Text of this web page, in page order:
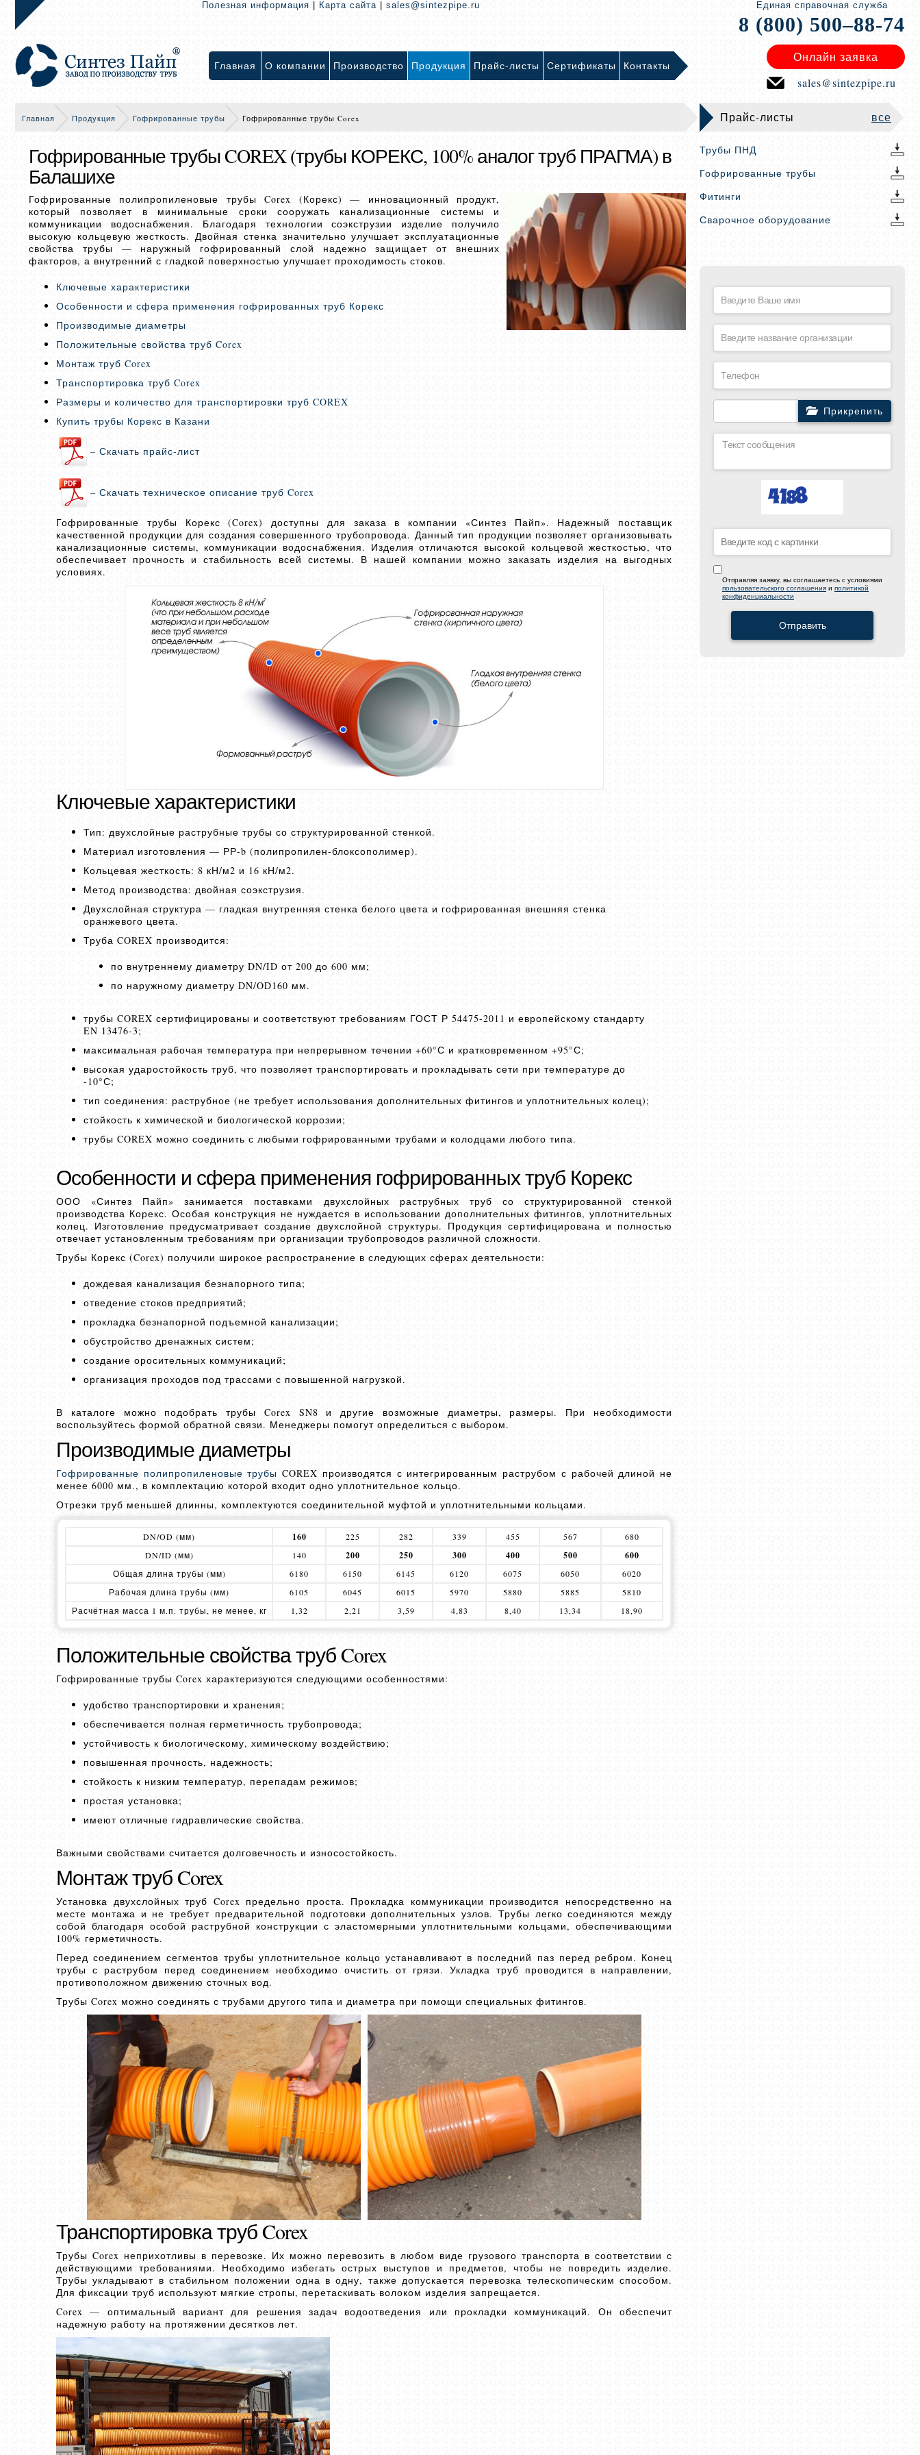
Полезная информация Карта сайта sales@sintezpipe.ru Единая справочная служба
8 (800) 500–88-74
Главная О компании Производство Продукция Прайс-листы Сертификаты Контакты
Онлайн заявка
sales@sintezpipe.ru
Главная Продукция Гофрированные трубы Гофрированные трубы Corex
Гофрированные трубы COREX (трубы КОРЕКС, 100% аналог труб ПРАГМА) в
Балашихе
Гофрированные полипропиленовые трубы Corex (Корекс) — инновационный продукт,
который позволяет в минимальные сроки сооружать канализационные системы и
коммуникации водоснабжения. Благодаря технологии соэкструзии изделие получило
высокую кольцевую жесткость. Двойная стенка значительно улучшает эксплуатационные
свойства трубы — наружный гофрированный слой надежно защищает от внешних
факторов, а внутренний с гладкой поверхностью улучшает проходимость стоков.
Ключевые характеристики
Особенности и сфера применения гофрированных труб Корекс
Производимые диаметры
Положительные свойства труб Corex
Монтаж труб Corex
Транспортировка труб Corex
Размеры и количество для транспортировки труб COREX
Купить трубы Корекс в Казани
– Скачать прайс-лист
– Скачать техническое описание труб Corex
Гофрированные трубы Корекс (Corex) доступны для заказа в компании «Синтез Пайп». Надежный поставщик
качественной продукции для создания совершенного трубопровода. Данный тип продукции позволяет организовывать
канализационные системы, коммуникации водоснабжения. Изделия отличаются высокой кольцевой жесткостью, что
обеспечивает прочность и стабильность всей системы. В нашей компании можно заказать изделия на выгодных
условиях.
Ключевые характеристики
Тип: двухслойные раструбные трубы со структурированной стенкой.
Материал изготовления — РР-b (полипропилен-блоксополимер).
Кольцевая жесткость: 8 кН/м2 и 16 кН/м2.
Метод производства: двойная соэкструзия.
Двухслойная структура — гладкая внутренняя стенка белого цвета и гофрированная внешняя стенка
оранжевого цвета.
Труба COREX производится:
по внутреннему диаметру DN/ID от 200 до 600 мм;
по наружному диаметру DN/OD160 мм.
трубы COREX сертифицированы и соответствуют требованиям ГОСТ Р 54475-2011 и европейскому стандарту
EN 13476-3;
максимальная рабочая температура при непрерывном течении +60°С и кратковременном +95°С;
высокая ударостойкость труб, что позволяет транспортировать и прокладывать сети при температуре до
-10°С;
тип соединения: раструбное (не требует использования дополнительных фитингов и уплотнительных колец);
стойкость к химической и биологической коррозии;
трубы COREX можно соединить с любыми гофрированными трубами и колодцами любого типа.
Особенности и сфера применения гофрированных труб Корекс
ООО «Синтез Пайп» занимается поставками двухслойных раструбных труб со структурированной стенкой
производства Корекс. Особая конструкция не нуждается в использовании дополнительных фитингов, уплотнительных
колец. Изготовление предусматривает создание двухслойной структуры. Продукция сертифицирована и полностью
отвечает установленным требованиям при организации трубопроводов различной сложности.
Трубы Корекс (Corex) получили широкое распространение в следующих сферах деятельности:
дождевая канализация безнапорного типа;
отведение стоков предприятий;
прокладка безнапорной подъемной канализации;
обустройство дренажных систем;
создание оросительных коммуникаций;
организация проходов под трассами с повышенной нагрузкой.
В каталоге можно подобрать трубы Corex SN8 и другие возможные диаметры, размеры. При необходимости
воспользуйтесь формой обратной связи. Менеджеры помогут определиться с выбором.
Производимые диаметры
Гофрированные полипропиленовые трубы COREX производятся с интегрированным раструбом с рабочей длиной не
менее 6000 мм., в комплектацию которой входит одно уплотнительное кольцо.
Отрезки труб меньшей длинны, комплектуются соединительной муфтой и уплотнительными кольцами.
DN/OD (мм) 160 225 282 339 455 567
680
DN/ID (мм)
140 200 250 300 400 500 600
Общая длина трубы (мм) 6180 6150 6145 6120 6075 6050
6020
Рабочая длина трубы (мм)
6105 6045 6015 5970 5880 5885
5810
Расчётная масса 1 м.п. трубы, не менее, кг
1,32 2,21 3,59 4,83 8,40 13,34 18,90
Положительные свойства труб Corex
Гофрированные трубы Corex характеризуются следующими особенностями:
удобство транспортировки и хранения;
обеспечивается полная герметичность трубопровода;
устойчивость к биологическому, химическому воздействию;
повышенная прочность, надежность;
стойкость к низким температур, перепадам режимов;
простая установка;
имеют отличные гидравлические свойства.
Важными свойствами считается долговечность и износостойкость.
Монтаж труб Corex
Установка двухслойных труб Corex предельно проста. Прокладка коммуникации производится непосредственно на
месте монтажа и не требует предварительной подготовки дополнительных узлов. Трубы легко соединяются между
собой благодаря особой раструбной конструкции с эластомерными уплотнительными кольцами, обеспечивающими
100% герметичность.
Перед соединением сегментов трубы уплотнительное кольцо устанавливают в последний паз перед ребром. Конец
трубы с раструбом перед соединением необходимо очистить от грязи. Укладка труб проводится в направлении,
противоположном движению сточных вод.
Трубы Corex можно соединять с трубами другого типа и диаметра при помощи специальных фитингов.
Транспортировка труб Corex
Трубы Corex неприхотливы в перевозке. Их можно перевозить в любом виде грузового транспорта в соответствии с
действующими требованиями. Необходимо избегать острых выступов и предметов, чтобы не повредить изделие.
Трубы укладывают в стабильном положении одна в одну, также допускается перевозка телескопическим способом.
Для фиксации труб используют мягкие стропы, перетаскивать волоком изделия запрещается.
Corex — оптимальный вариант для решения задач водоотведения или прокладки коммуникаций. Он обеспечит
надежную работу на протяжении десятков лет.
Прайс-листы все
Трубы ПНД
Гофрированные трубы
Фитинги
Сварочное оборудование
Прикрепить
Отправляя заявку, вы соглашаетесь с условиями
пользовательского соглашения и политикой
конфиденциальности
Отправить